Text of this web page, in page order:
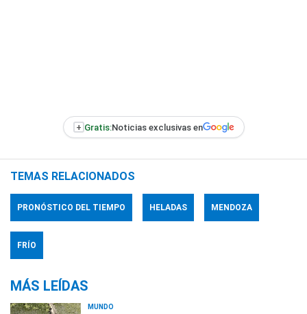
+ Gratis:Noticias exclusivas en
TEMAS RELACIONADOS
PRONÓSTICO DEL TIEMPO HELADAS MENDOZA
FRÍO
MÁS LEÍDAS
MUNDO